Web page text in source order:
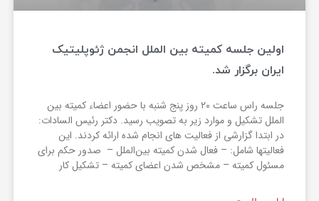
اولین جلسه کمیته بین الملل انجمن ژئوپلیتیک
ایران برگزار شد.
جلسه راس ساعت ۲۰ روز پنج شنبه با حضور اعضاء کمیته بین
الملل تشکیل و موارد زیر به تصویب رسید. دکتر رئیس السادات:
در ابتدا گزارشی از فعالیت های انجام شده ارائه کردند. این
فعالیتها شامل: – فعال شدن کمیته بین‌الملل – صدور حکم برای
مسئول کمیته – مشخص شدن اعضای کمیته – تشکیل کار